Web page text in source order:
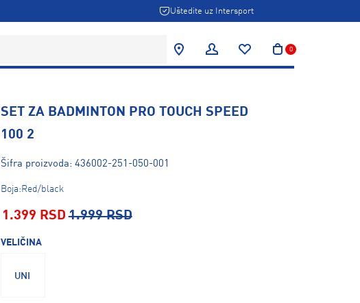
Uštedite uz Intersport
0
SET ZA BADMINTON PRO TOUCH SPEED
100 2
Šifra proizvoda: 436002-251-050-001
Boja:Red/black
1.399 RSD 1.999 RSD
VELIČINA
UNI